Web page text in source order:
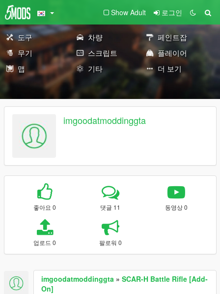
Show Adult 로그인
도구 차량
페인트잡
무기
스크립트
플레이어
맵
기타 더 보기
imgoodatmoddinggta
좋아요 0 댓글 11 동영상 0
업로드 0 팔로워 0
imgoodatmoddinggta » SCAR-H Battle Rifle [Add-
On]